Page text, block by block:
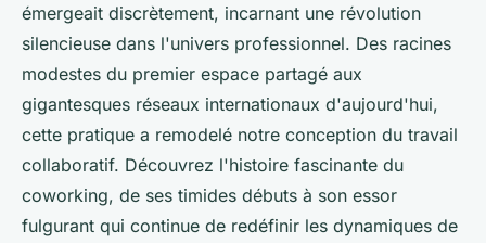
émergeait discrètement, incarnant une révolution
silencieuse dans l'univers professionnel. Des racines
modestes du premier espace partagé aux
gigantesques réseaux internationaux d'aujourd'hui,
cette pratique a remodelé notre conception du travail
collaboratif. Découvrez l'histoire fascinante du
coworking, de ses timides débuts à son essor
fulgurant qui continue de redéfinir les dynamiques de